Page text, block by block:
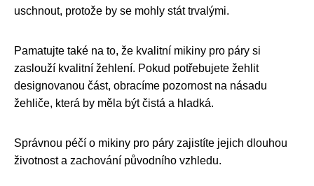
uschnout, protože by se mohly stát trvalými.
Pamatujte také na to, že kvalitní mikiny pro páry si
zaslouží kvalitní žehlení. Pokud potřebujete žehlit
designovanou část, obracíme pozornost na násadu
žehliče, která by měla být čistá a hladká.
Správnou péčí o mikiny pro páry zajistíte jejich dlouhou
životnost a zachování původního vzhledu.